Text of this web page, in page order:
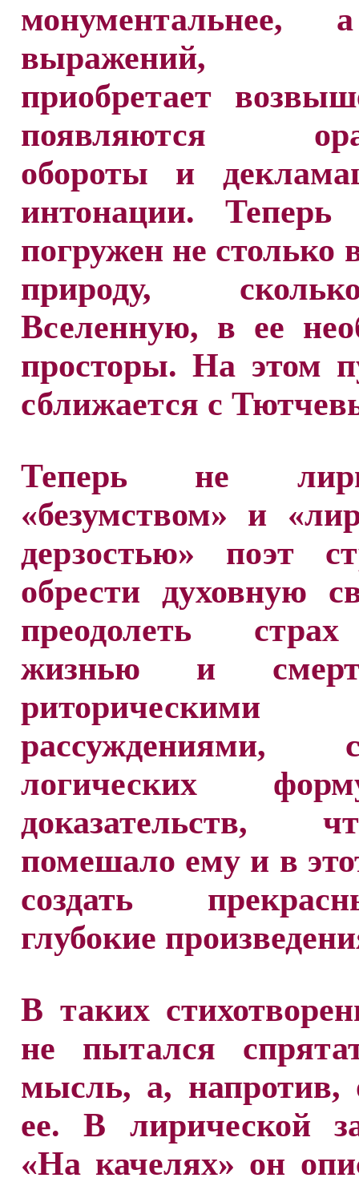
выражений,
приобретает
появляются
обороты и
интонации. Теперь
погружен не столько
природу,
Вселенную, в ее
просторы. На этом
сближается с
Теперь не
«безумством» и
дерзостью» поэт
обрести духовную
преодолеть
жизнью и
риторическими
рассуждениями,
логических
доказательств,
помешало ему и в
создать
глубокие
В таких
не пытался
мысль, а, напротив,
ее. В лирической
«На качелях» он